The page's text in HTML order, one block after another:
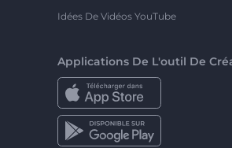
Idées De Vidéos YouTube
Applications De L'outil De